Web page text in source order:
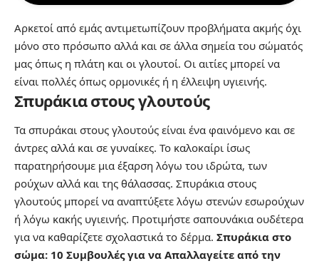
Αρκετοί από εμάς αντιμετωπίζουν προβλήματα ακμής όχι
μόνο στο πρόσωπο αλλά και σε άλλα σημεία του σώματός
μας όπως η πλάτη και οι γλουτοί. Οι αιτίες μπορεί να
είναι πολλές όπως ορμονικές ή η έλλειψη υγιεινής.
Σπυράκια στους γλουτούς
Τα σπυράκαι στους γλουτούς είναι ένα φαινόμενο και σε
άντρες αλλά και σε γυναίκες. Το καλοκαίρι ίσως
παρατηρήσουμε μια έξαρση λόγω του ιδρώτα, των
ρούχων αλλά και της θάλασσας. Σπυράκια στους
γλουτούς μπορεί να αναπτύξετε λόγω στενών εσωρούχων
ή λόγω κακής υγιεινής. Προτιμήστε σαπουνάκια ουδέτερα
για να καθαρίζετε σχολαστικά το δέρμα. Σπυράκια στο
σώμα: 10 Συμβουλές για να Απαλλαγείτε από την